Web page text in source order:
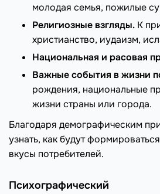
молодая семья, пожилые
Религиозные взгляды. К
христианство, иудаизм,
Национальная и расовая
Важные события в жизни
рождения, национальные
жизни страны или города.
Благодаря демографическим
узнать, как будут
вкусы потребителей.
Психографический